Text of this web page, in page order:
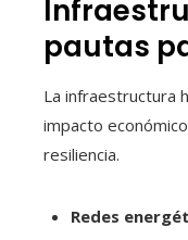
pautas
La infraestructura
impacto
resiliencia.
Redes